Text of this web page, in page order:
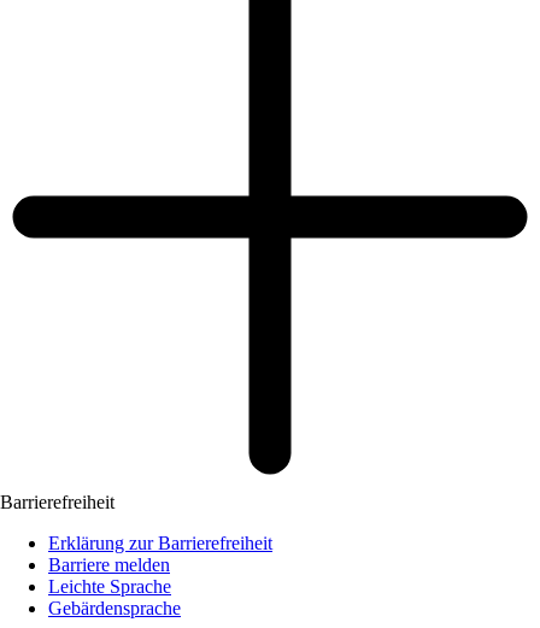
Barrierefreiheit
Erklärung zur Barrierefreiheit
Barriere melden
Leichte Sprache
Gebärdensprache